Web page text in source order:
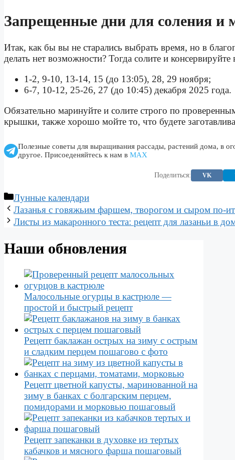
Запрещенные дни для соления и
Итак, как бы вы не старались выбрать время, но в
делать нет возможности? Тогда солите и
1-2, 9-10, 13-14, 15 (до 13:05), 28, 29 ноября;
6-7, 10-12, 25-26, 27 (до 10:45) декабря 2025 года.
Обязательно маринуйте и солите строго по
крышки, также хорошо мойте то, что будете
Полезные советы для выращивания рассады, растений дома, в
другое. Присоеденяйтесь к нам в МАХ
Поделиться: VK
Рубрики
Лунные календари
Лазанья с говяжьим фаршем, творогом и сыром по-
Листы из макаронного теста: рецепт для лазаньи в
Наши обновления
Малосольные огурцы в кастрюле —
простой и быстрый рецепт
Рецепт баклажан острых на зиму с острым
и сладким перцем пошагово с фото
Рецепт цветной капусты, маринованной на
зиму в банках с болгарским перцем,
помидорами и морковью пошаговый
Рецепт запеканки в духовке из тертых
кабачков и мясного фарша пошаговый